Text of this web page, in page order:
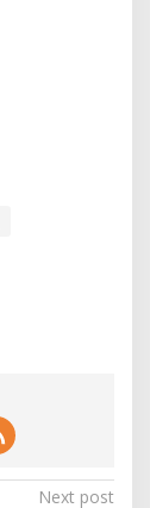
Next post